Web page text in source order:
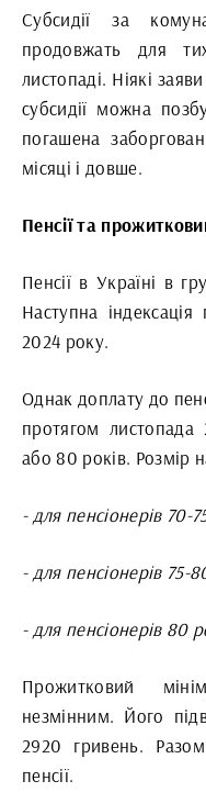
Субсидії за
продовжать для
листопаді. Ніякі
субсидії можна
погашена
місяці і довше.
Пенсії та
Пенсії в Україні в
Наступна
2024 року.
Однак доплату до
протягом
або 80 років. Розмір
- для пенсіонерів 70-
- для пенсіонерів 75-
- для пенсіонерів 80
Прожитковий
незмінним. Його
2920 гривень.
пенсії.